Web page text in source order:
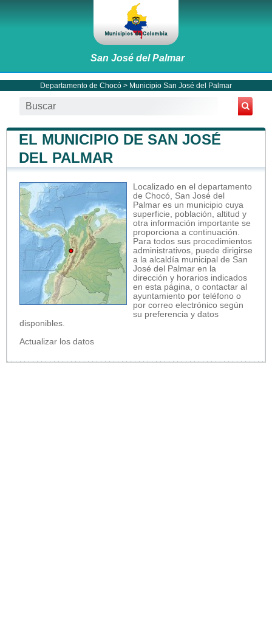
San José del Palmar
Departamento de Chocó > Municipio San José del Palmar
EL MUNICIPIO DE SAN JOSÉ
DEL PALMAR
Localizado en el departamento
de Chocó, San José del
Palmar es un municipio cuya
superficie, población, altitud y
otra información importante se
proporciona a continuación.
Para todos sus procedimientos
administrativos, puede dirigirse
a la alcaldía municipal de San
José del Palmar en la
dirección y horarios indicados
en esta página, o contactar al
ayuntamiento por teléfono o
por correo electrónico según
su preferencia y datos
disponibles.
Actualizar los datos